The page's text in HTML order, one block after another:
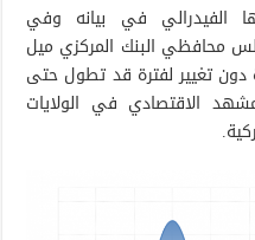
الفيدرالي في بيانه وفي
محافظي البنك المركزي ميل
دون تغيير لفترة قد تطول حتى
الاقتصادي في الولايات